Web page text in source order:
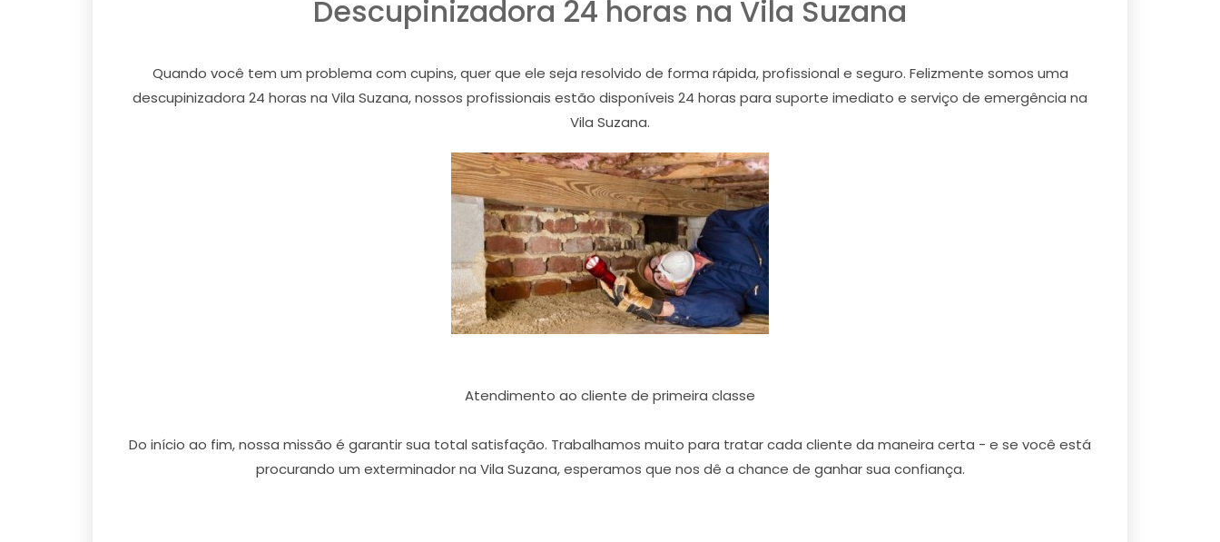
Descupinizadora 24 horas na Vila Suzana
Quando você tem um problema com cupins, quer que ele seja resolvido de forma rápida, profissional e seguro. Felizmente somos uma
descupinizadora 24 horas na Vila Suzana, nossos profissionais estão disponíveis 24 horas para suporte imediato e serviço de emergência na
Vila Suzana.
Atendimento ao cliente de primeira classe
Do início ao fim, nossa missão é garantir sua total satisfação. Trabalhamos muito para tratar cada cliente da maneira certa - e se você está
procurando um exterminador na Vila Suzana, esperamos que nos dê a chance de ganhar sua confiança.